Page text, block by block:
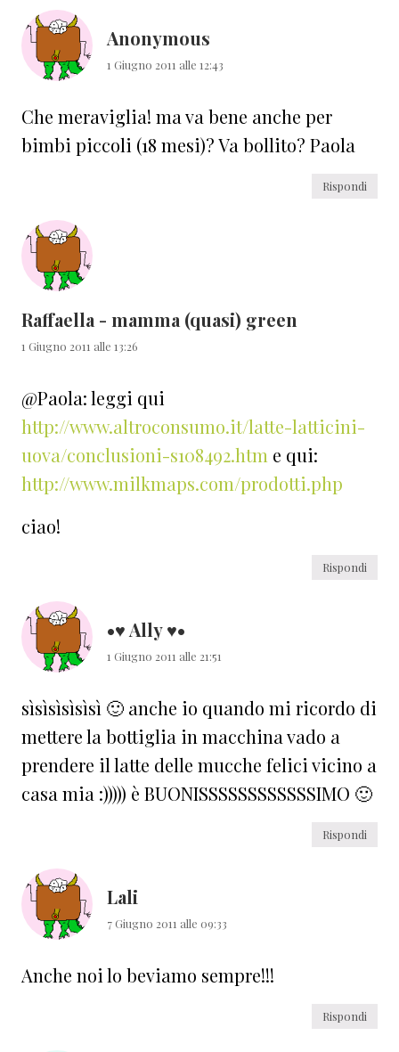
lettore
Anonymous
1 Giugno 2011 alle 12:43
Che meraviglia! ma va bene anche per
bimbi piccoli (18 mesi)? Va bollito? Paola
Rispondi
Raffaella - mamma (quasi) green
1 Giugno 2011 alle 13:26
@Paola: leggi qui
http://www.altroconsumo.it/latte-latticini-
uova/conclusioni-s108492.htm e qui:
http://www.milkmaps.com/prodotti.php
ciao!
Rispondi
•♥ Ally ♥•
1 Giugno 2011 alle 21:51
sìsìsìsìsìsì 🙂 anche io quando mi ricordo di
mettere la bottiglia in macchina vado a
prendere il latte delle mucche felici vicino a
casa mia :))))) è BUONISSSSSSSSSSSSIMO 🙂
Rispondi
Lali
7 Giugno 2011 alle 09:33
Anche noi lo beviamo sempre!!!
Rispondi